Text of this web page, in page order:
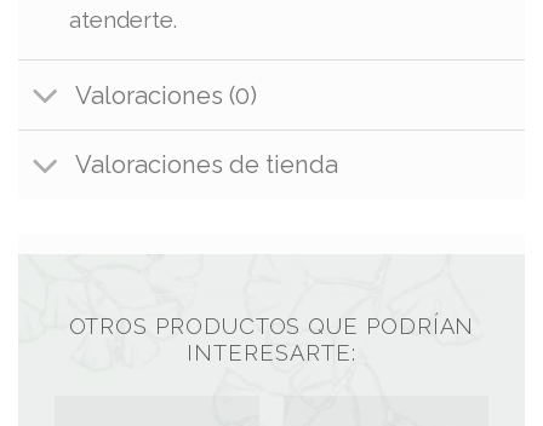
atenderte.
Valoraciones (0)
Valoraciones de tienda
OTROS PRODUCTOS QUE PODRÍAN
INTERESARTE: